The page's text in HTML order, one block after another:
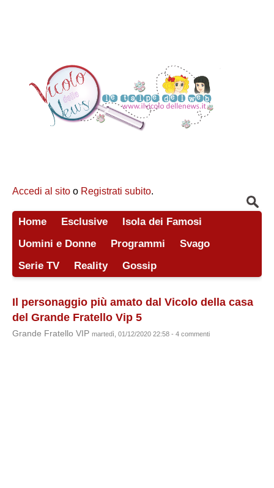
Accedi al sito o Registrati subito.
Home Esclusive
Isola dei Famosi
Uomini e Donne
Programmi
Svago
Serie TV
Reality Gossip
Il personaggio più amato dal Vicolo della casa
del Grande Fratello Vip 5
Grande Fratello VIP martedì, 01/12/2020 22:58 - 4 commenti